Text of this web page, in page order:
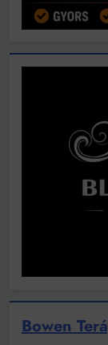
Bowen